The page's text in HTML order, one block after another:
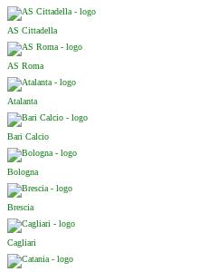
AS Cittadella
AS Roma
Atalanta
Bari Calcio
Bologna
Brescia
Cagliari